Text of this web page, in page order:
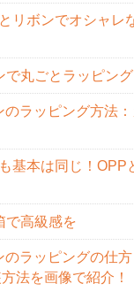
リボンでオシャレ
で丸ごとラッピング
のラッピング方法
基本は同じ！OPP
で高級感を
のラッピングの仕方
法を画像で紹介！